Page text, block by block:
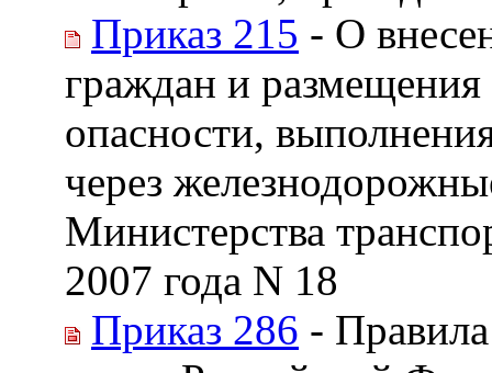
Приказ 215 - О
граждан и
опасности,
через
Министерства
2007 года N 18
Приказ 286 -